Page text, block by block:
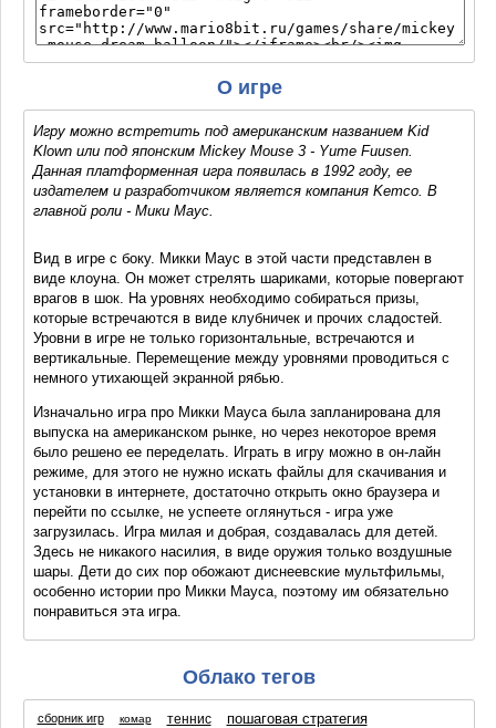
О игре
Игру можно встретить под американским названием Kid
Klown или под японским Mickey Mouse 3 - Yume Fuusen.
Данная платформенная игра появилась в 1992 году, ее
издателем и разработчиком является компания Kemco. В
главной роли - Мики Маус.
Вид в игре с боку. Микки Маус в этой части представлен в
виде клоуна. Он может стрелять шариками, которые повергают
врагов в шок. На уровнях необходимо собираться призы,
которые встречаются в виде клубничек и прочих сладостей.
Уровни в игре не только горизонтальные, встречаются и
вертикальные. Перемещение между уровнями проводиться с
немного утихающей экранной рябью.
Изначально игра про Микки Мауса была запланирована для
выпуска на американском рынке, но через некоторое время
было решено ее переделать. Играть в игру можно в он-лайн
режиме, для этого не нужно искать файлы для скачивания и
установки в интернете, достаточно открыть окно браузера и
перейти по ссылке, не успеете оглянуться - игра уже
загрузилась. Игра милая и добрая, создавалась для детей.
Здесь не никакого насилия, в виде оружия только воздушные
шары. Дети до сих пор обожают диснеевские мультфильмы,
особенно истории про Микки Мауса, поэтому им обязательно
понравиться эта игра.
Облако тегов
сборник игр комар теннис пошаговая стратегия